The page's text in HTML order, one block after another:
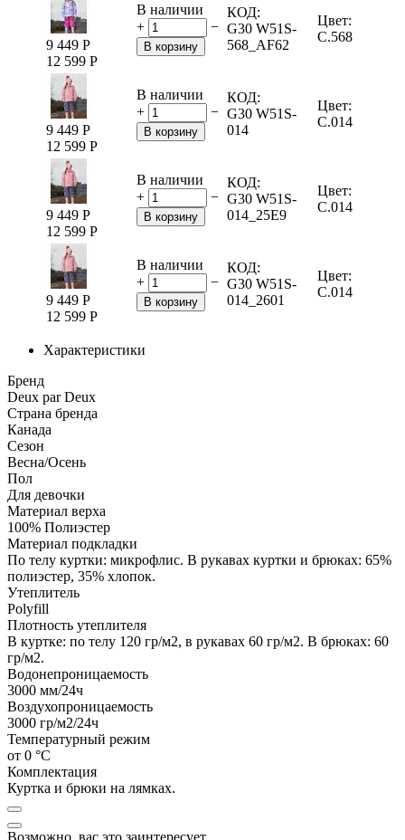
9 449 Р
12 599 Р
В наличии
+
−
В корзину
КОД:
G30 W51S-
568_AF62
Цвет:
C.568
9 449 Р
12 599 Р
В наличии
+
−
В корзину
КОД:
G30 W51S-
014
Цвет:
C.014
9 449 Р
12 599 Р
В наличии
+
−
В корзину
КОД:
G30 W51S-
014_25E9
Цвет:
C.014
9 449 Р
12 599 Р
В наличии
+
−
В корзину
КОД:
G30 W51S-
014_2601
Цвет:
C.014
Характеристики
Бренд
Deux par Deux
Страна бренда
Канада
Сезон
Весна/Осень
Пол
Для девочки
Материал верха
100% Полиэстер
Материал подкладки
По телу куртки: микрофлис. В рукавах куртки и брюках: 65%
полиэстер, 35% хлопок.
Утеплитель
Polyfill
Плотность утеплителя
В куртке: по телу 120 гр/м2, в рукавах 60 гр/м2. В брюках: 60
гр/м2.
Водонепроницаемость
3000 мм/24ч
Воздухопроницаемость
3000 гр/м2/24ч
Температурный режим
от 0 °C
Комплектация
Куртка и брюки на лямках.
Возможно, вас это заинтересует